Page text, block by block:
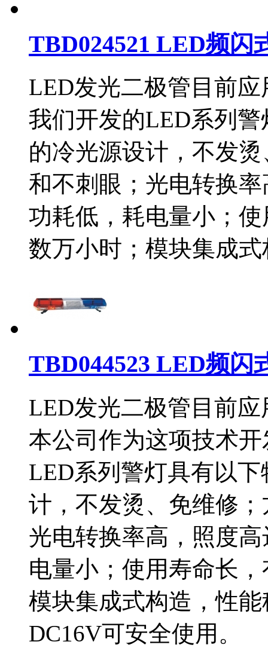
TBD024521 LED频闪
LED发光二极管目前
我们开发的LED系列
的冷光源设计，不发
和不刺眼；光电转换
功耗低，耗电量小；
数万小时；模块集成
TBD044523 LED频闪
LED发光二极管目前
本公司作为这项技术
LED系列警灯具有以
计，不发烫、免维修
光电转换率高，照度
电量小；使用寿命长
模块集成式构造，性
DC16V可安全使用。